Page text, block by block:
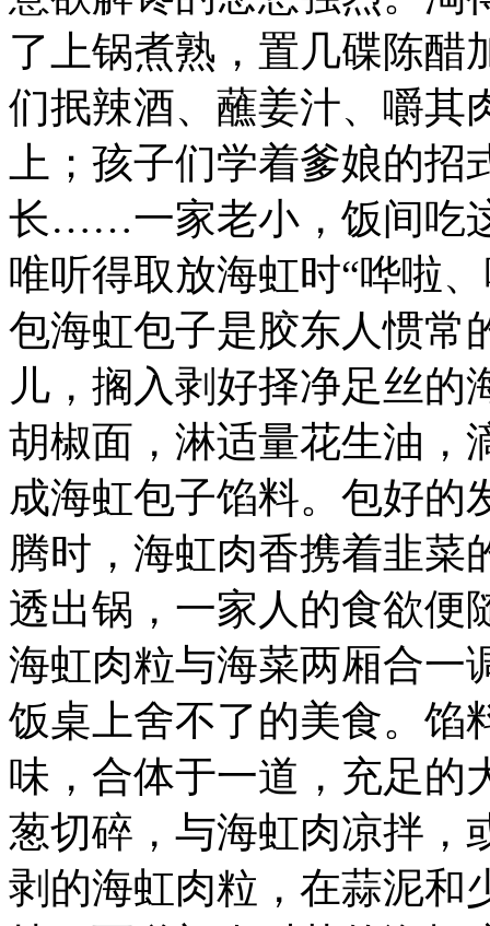
了上锅煮熟，置几碟陈醋
们抿辣酒、蘸姜汁、嚼其
上；孩子们学着爹娘的
长……一家老小，饭间吃
唯听得取放海虹时“哗啦
包海虹包子是胶东人惯常
儿，搁入剥好择净足丝的
胡椒面，淋适量花生油，
成海虹包子馅料。包好的
腾时，海虹肉香携着韭菜
透出锅，一家人的食欲便
海虹肉粒与海菜两厢合一
饭桌上舍不了的美食。馅
味，合体于一道，充足的
葱切碎，与海虹肉凉拌，
剥的海虹肉粒，在蒜泥和